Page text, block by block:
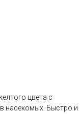
цвета с
насекомых. Быстро и